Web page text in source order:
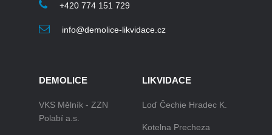
+420 774 151 729
info@demolice-likvidace.cz
DEMOLICE
VKS Mělník - ZZN
Polabí a.s.
LIKVIDACE
Loď Čechie Hradec K.
Kotelna Precheza